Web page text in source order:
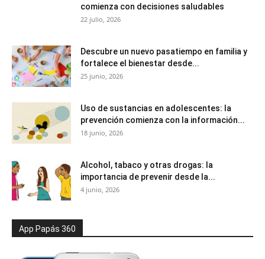
comienza con decisiones saludables
22 julio, 2026
Descubre un nuevo pasatiempo en familia y
fortalece el bienestar desde...
25 junio, 2026
Uso de sustancias en adolescentes: la
prevención comienza con la información...
18 junio, 2026
Alcohol, tabaco y otras drogas: la
importancia de prevenir desde la...
4 junio, 2026
App Papás 360